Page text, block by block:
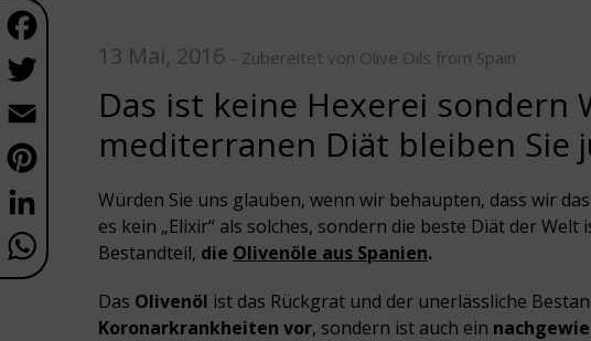
Facebook
Twitter
Email
Pinterest
LinkedIn
WhatsApp
13 Mai, 2016 - Zubereitet von Olive Oils from Spain
Das ist keine Hexerei sondern
mediterranen Diät bleiben Sie
Würden Sie uns glauben, wenn wir behaupten, dass wir das
es kein „Elixir“ als solches, sondern die beste Diät der Welt
Bestandteil, die Olivenöle aus Spanien.
Das Olivenöl ist das Rückgrat und der unerlässliche
Koronarkrankheiten vor, sondern ist auch ein